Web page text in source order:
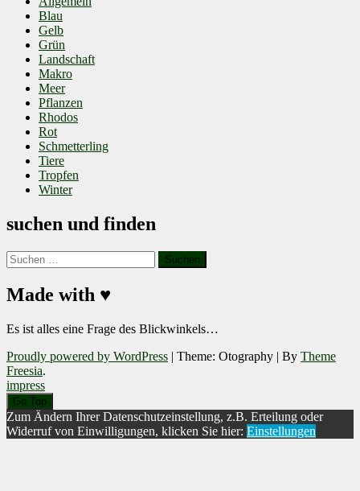
Blau
Gelb
Grün
Landschaft
Makro
Meer
Pflanzen
Rhodos
Rot
Schmetterling
Tiere
Tropfen
Winter
suchen und finden
Suchen
nach:
Made with ♥
Es ist alles eine Frage des Blickwinkels…
Proudly powered by WordPress | Theme: Otography | By Theme
Freesia.
impress
Go Top
Zum Ändern Ihrer Datenschutzeinstellung, z.B. Erteilung oder
Widerruf von Einwilligungen, klicken Sie hier: Einstellungen